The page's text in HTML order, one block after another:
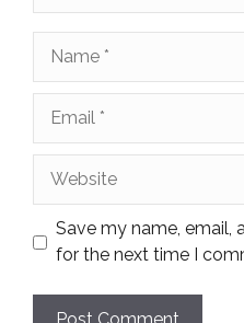
Save my name, email,
for the next time I